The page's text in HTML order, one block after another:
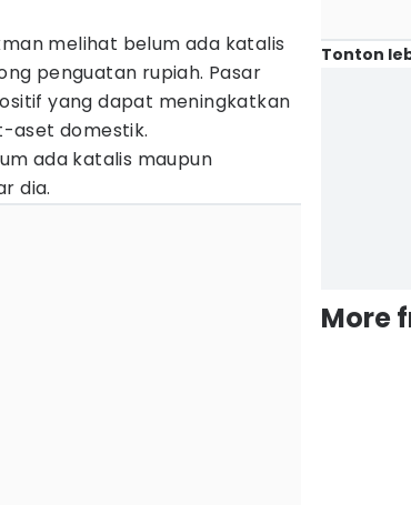
melihat belum ada katalis
penguatan rupiah. Pasar
yang dapat meningkatkan
aset domestik.
ada katalis maupun
dia.
Tonton
More